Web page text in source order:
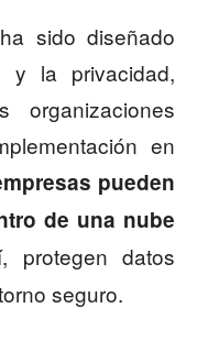
sido diseñado
y la privacidad,
en
pueden
de una nube
protegen datos
seguro.